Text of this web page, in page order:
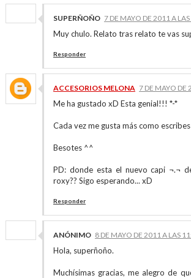
SUPERÑOÑO 7 DE MAYO DE 2011 A
Muy chulo. Relato tras relato te vas
Responder
ACCESORIOS MELONA 7 DE MAYO DE
Me ha gustado xD Esta genial!!! *-*
Cada vez me gusta más como
Besotes ^^
PD: donde esta el nuevo capi ¬.¬
roxy?? Sigo esperando... xD
Responder
ANÓNIMO 8 DE MAYO DE 2011 A LAS
Hola, superñoño.
Muchísimas gracias, me alegro de